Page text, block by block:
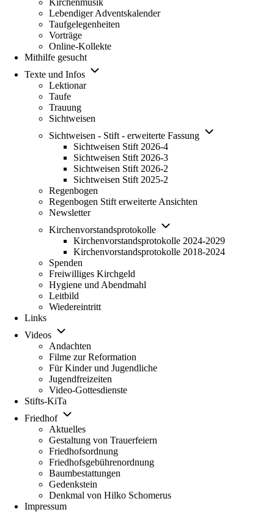
Kirchenmusik
Lebendiger Adventskalender
Taufgelegenheiten
Vorträge
Online-Kollekte
Mithilfe gesucht
Texte und Infos
Unternavigation von Texte und Infos
Lektionar
Taufe
Trauung
Sichtweisen
Sichtweisen - Stift - erweiterte Fassung
Unternavigation
Sichtweisen Stift 2026-4
Sichtweisen Stift 2026-3
Sichtweisen Stift 2026-2
Sichtweisen Stift 2025-2
Regenbogen
Regenbogen Stift erweiterte Ansichten
Newsletter
Kirchenvorstandsprotokolle
Unternavigation von
Kirchenvorstandsprotokolle 2024-2029
Kirchenvorstandsprotokolle 2018-2024
Spenden
Freiwilliges Kirchgeld
Hygiene und Abendmahl
Leitbild
Wiedereintritt
Links
Videos
Unternavigation von Videos
Andachten
Filme zur Reformation
Für Kinder und Jugendliche
Jugendfreizeiten
Video-Gottesdienste
Stifts-KiTa
Friedhof
Unternavigation von Friedhof
Aktuelles
Gestaltung von Trauerfeiern
Friedhofsordnung
Friedhofsgebührenordnung
Baumbestattungen
Gedenkstein
Denkmal von Hilko Schomerus
Impressum